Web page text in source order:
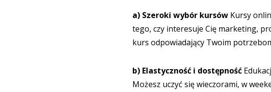
a) Szeroki wybór kursów Kursy
tego, czy interesuje Cię marketing,
kurs odpowiadający Twoim
b) Elastyczność i dostępność
Możesz uczyć się wieczorami, w